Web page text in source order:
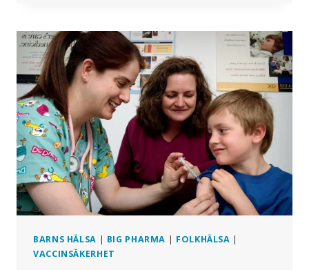
BIONTECH
PFIZER:
GRÄNSVÄRDEN
ÖVERSKREDS
500
GÅNGER
–
STUDIE
BARNS HÄLSA | BIG PHARMA | FOLKHÄLSA |
VACCINSÄKERHET